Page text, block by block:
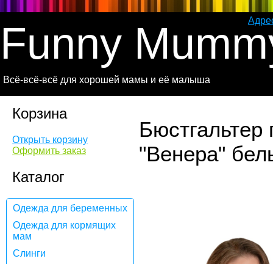
Funny
Всё-всё-всё для хорошей мамы и её малыша
Корзина
Открыть корзину
Оформить заказ
Каталог
Одежда для беременных
Одежда для кормящих
мам
Слинги
"Венера"